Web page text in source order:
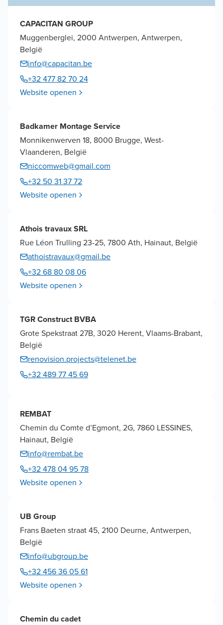
CAPACITAN GROUP
Muggenberglei, 2000 Antwerpen, Antwerpen,
België
info@capacitan.be
+32 477 82 70 24
Website openen
Badkamer Montage Service
Monnikenwerven 18, 8000 Brugge, West-
Vlaanderen, België
niccomweb@gmail.com
+32 50 31 37 72
Website openen
Athois travaux SRL
Rue Léon Trulling 23-25, 7800 Ath, Hainaut, België
athoistravaux@gmail.be
+32 68 80 08 06
Website openen
TGR Construct BVBA
Grote Spekstraat 27B, 3020 Herent, Vlaams-Brabant,
België
renovision.projects@telenet.be
+32 489 77 45 69
REMBAT
Chemin du Comte d’Egmont, 2G, 7860 LESSINES,
Hainaut, België
info@rembat.be
+32 478 04 95 78
Website openen
UB Group
Frans Baeten straat 45, 2100 Deurne, Antwerpen,
België
info@ubgroup.be
+32 456 36 05 61
Website openen
Chemin du cadet